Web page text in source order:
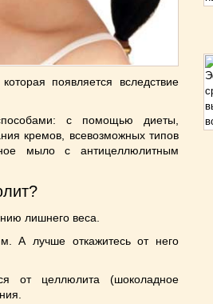
появляется вследствие
с помощью диеты,
кремов, всевозможных типов
мыло с антицеллюлитным
лишнего веса.
А лучше откажитесь от него
от целлюлита (шоколадное